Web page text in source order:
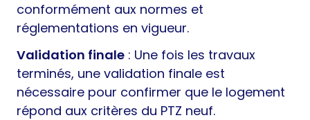
conformément aux normes et
réglementations en vigueur.
Validation finale : Une fois les travaux
terminés, une validation finale est
nécessaire pour confirmer que le logement
répond aux critères du PTZ neuf.